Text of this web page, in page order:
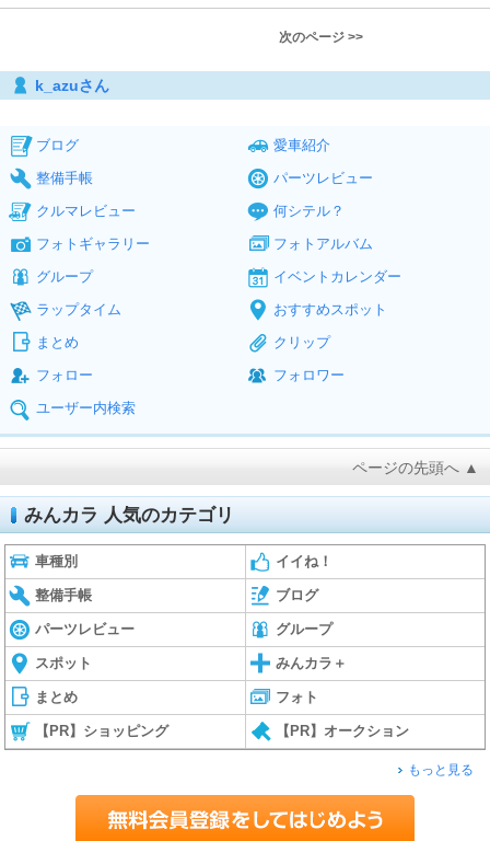
次のページ >>
k_azuさん
ブログ
愛車紹介
整備手帳
パーツレビュー
クルマレビュー
何シテル？
フォトギャラリー
フォトアルバム
グループ
イベントカレンダー
ラップタイム
おすすめスポット
まとめ
クリップ
フォロー
フォロワー
ユーザー内検索
ページの先頭へ ▲
みんカラ 人気のカテゴリ
車種別 イイね！
整備手帳 ブログ
パーツレビュー グループ
スポット みんカラ＋
まとめ フォト
【PR】ショッピング 【PR】オークション
もっと見る